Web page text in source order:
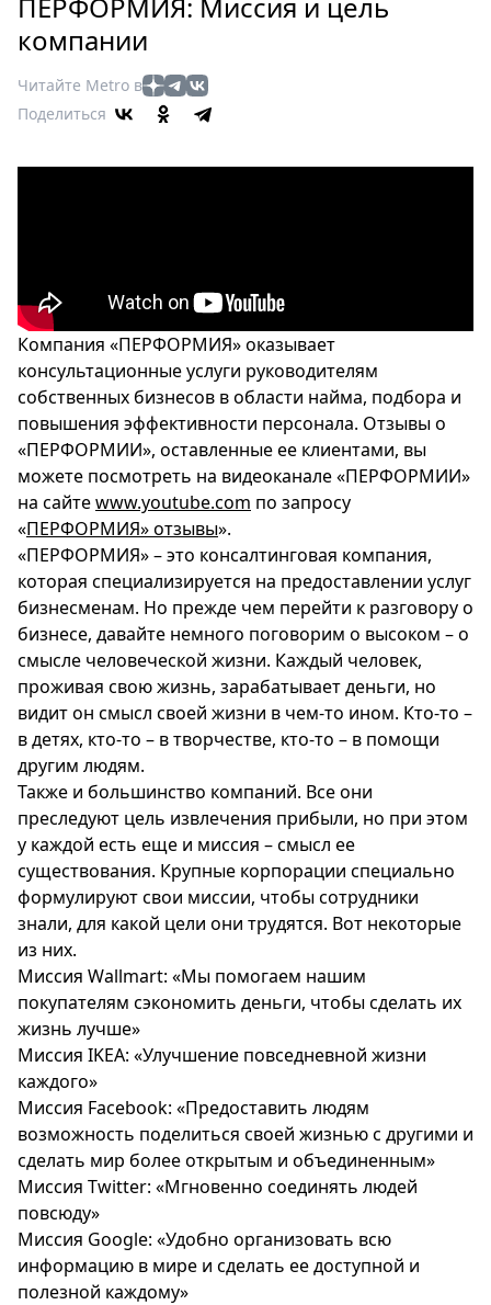
Россия
Здоровье
Еда
Книги
Выставки
Пресс-
релизы
О
Metro
Стримы
Спецпроекты
Звезды
Выборы
2026
Скачай
Metro
компании
Читайте Metro в
Поделиться
Компания «ПЕРФОРМИЯ» оказывает
консультационные услуги руководителям
собственных бизнесов в области найма, подбора и
повышения эффективности персонала. Отзывы о
«ПЕРФОРМИИ», оставленные ее клиентами, вы
можете посмотреть на видеоканале «ПЕРФОРМИИ»
на сайтеwww.youtube.com по запросу
«ПЕРФОРМИЯ» отзывы».
«ПЕРФОРМИЯ» – это консалтинговая компания,
которая специализируется на предоставлении услуг
бизнесменам. Но прежде чем перейти к разговору о
бизнесе, давайте немного поговорим о высоком – о
смысле человеческой жизни. Каждый человек,
проживая свою жизнь, зарабатывает деньги, но
видит он смысл своей жизни в чем-то ином. Кто-то –
в детях, кто-то – в творчестве, кто-то – в помощи
другим людям.
Также и большинство компаний. Все они
преследуют цель извлечения прибыли, но при этом
у каждой есть еще и миссия – смысл ее
существования. Крупные корпорации специально
формулируют свои миссии, чтобы сотрудники
знали, для какой цели они трудятся. Вот некоторые
из них.
Миссия Wallmart: «Мы помогаем нашим
покупателям сэкономить деньги, чтобы сделать их
жизнь лучше»
Миссия IKEA: «Улучшение повседневной жизни
каждого»
Миссия Facebook: «Предоставить людям
возможность поделиться своей жизнью с другими и
сделать мир более открытым и объединенным»
Миссия Twitter: «Мгновенно соединять людей
повсюду»
Миссия Google: «Удобно организовать всю
информацию в мире и сделать ее доступной и
полезной каждому»